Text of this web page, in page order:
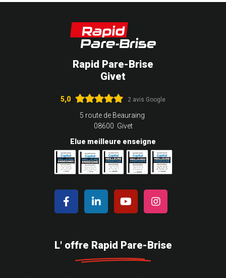
Rapid Pare-Brise
Givet
5,0 2 avis Google
5 route de Beauraing
08600 Givet
Elue meilleure enseigne
L' offre Rapid Pare-Brise